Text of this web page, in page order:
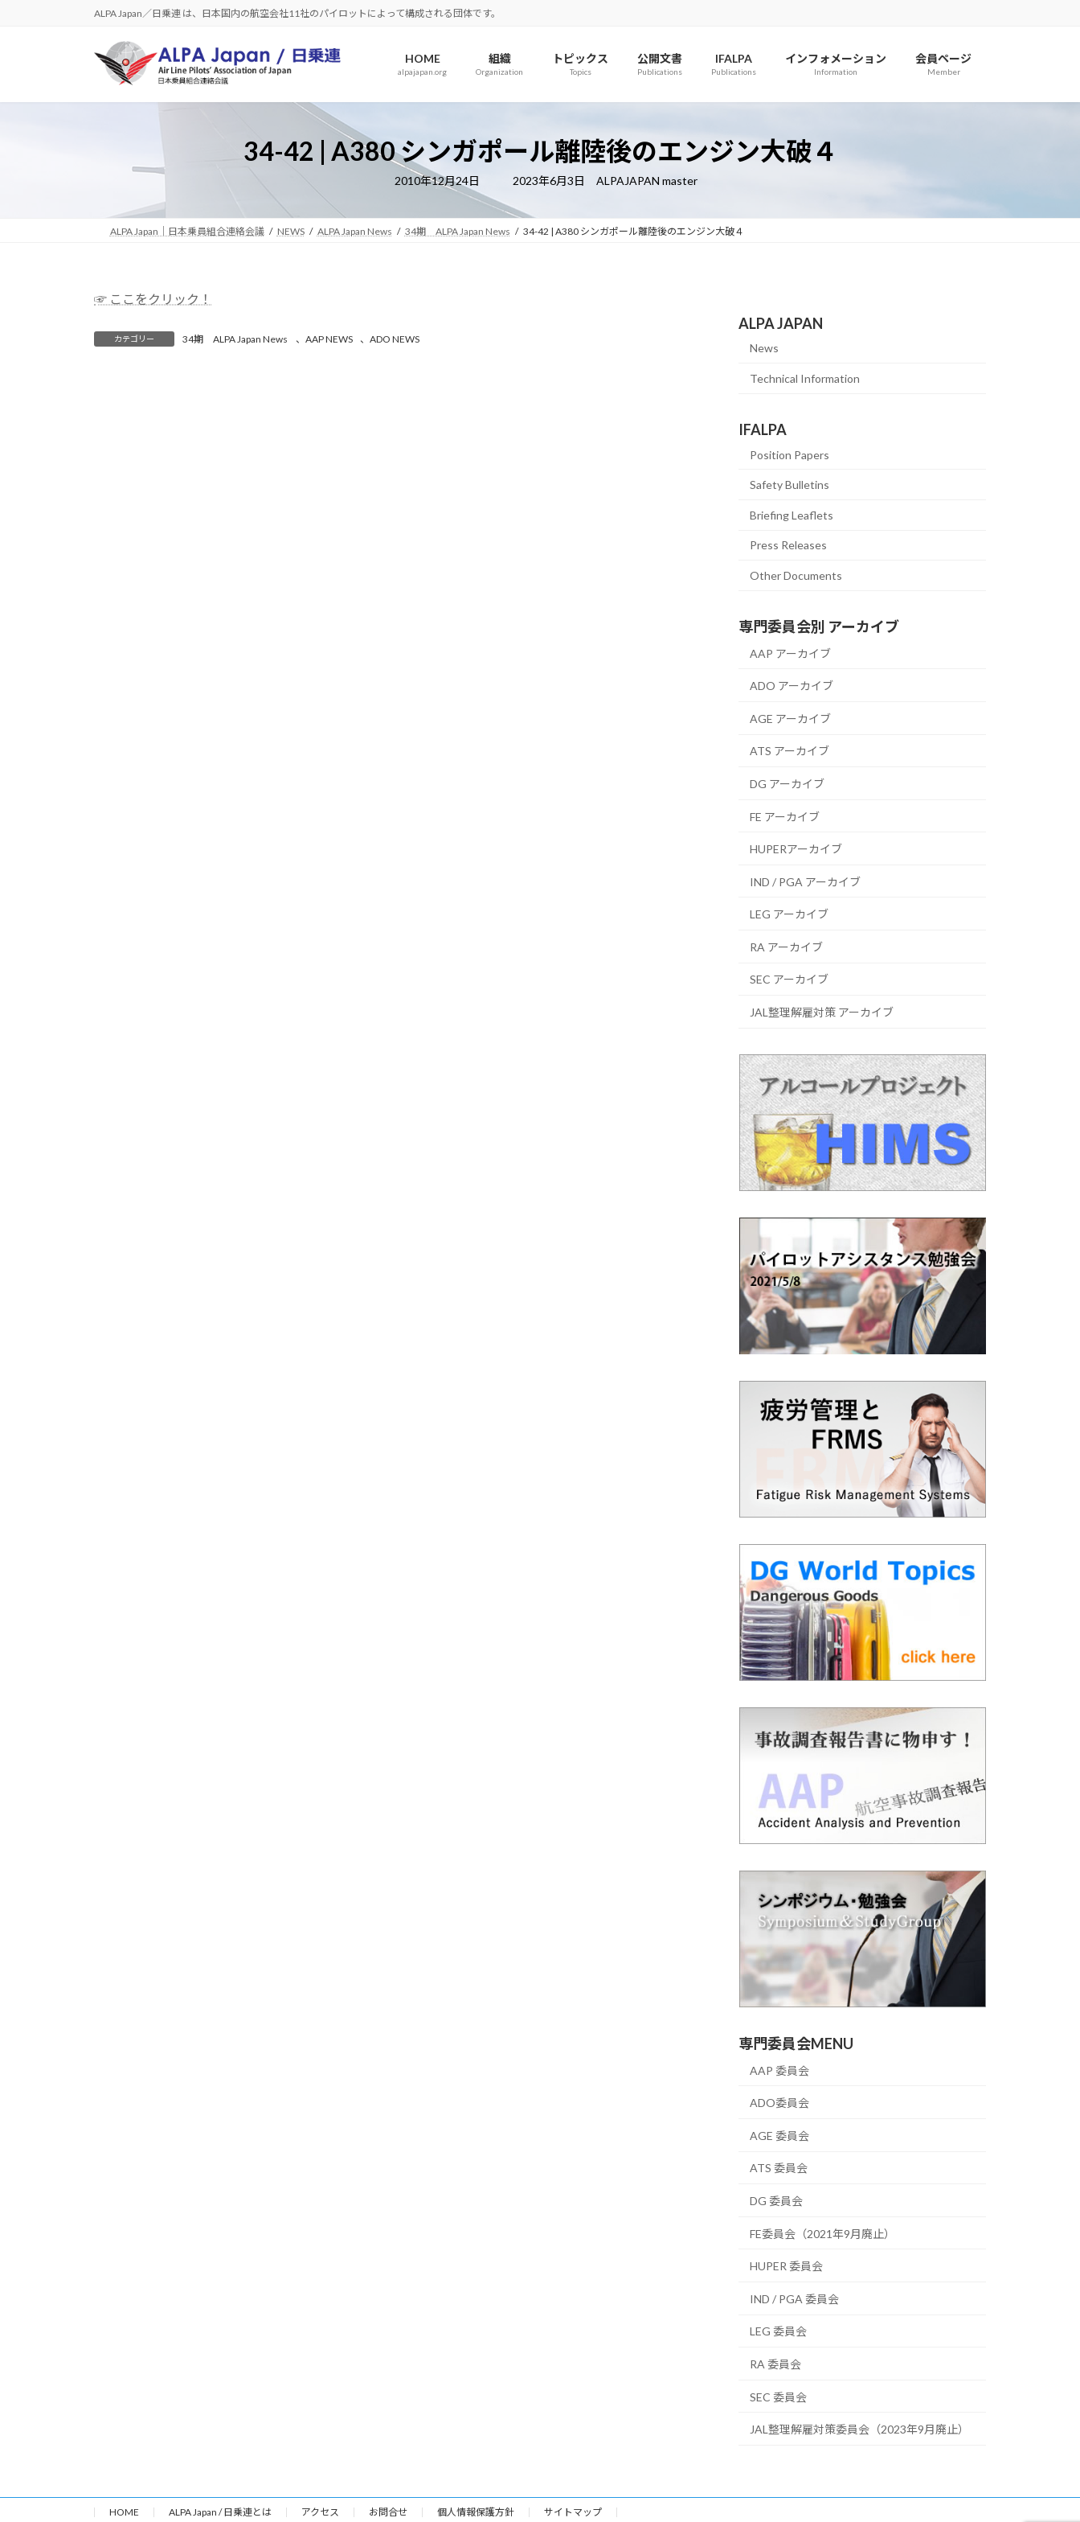
へ
ョ
ALPA Japan／日乗連 は、日本国内の航空会社11社のパイロットによって構成される団体です。
HOME
alpajapan.org
組織
Organization
トピックス
Topics
公開文書
Publications
IFALPA
Publications
インフォメーション
Information
会員ページ
Member
34-42 | A380 シンガポール離陸後のエンジン大破４
2010年12月24日
最
新
日
時
2023年6月3日 ALPAJAPAN master
ALPA Japan｜日本乗員組合連絡会議 NEWS ALPA Japan News 34期 ALPA Japan News 34-42 | A380 シンガポール離陸後のエンジン大破４
☞ ここをクリック！
カテゴリー 34期 ALPA Japan News 、 AAP NEWS 、ADO NEWS
ALPA JAPAN
News
Technical Information
IFALPA
Position Papers
Safety Bulletins
Briefing Leaflets
Press Releases
Other Documents
専門委員会別 アーカイブ
AAP アーカイブ
ADO アーカイブ
AGE アーカイブ
ATS アーカイブ
DG アーカイブ
FE アーカイブ
HUPERアーカイブ
IND / PGA アーカイブ
LEG アーカイブ
RA アーカイブ
SEC アーカイブ
JAL整理解雇対策 アーカイブ
専門委員会MENU
AAP 委員会
ADO委員会
AGE 委員会
ATS 委員会
DG 委員会
FE委員会（2021年9月廃止）
HUPER 委員会
IND / PGA 委員会
LEG 委員会
RA 委員会
SEC 委員会
JAL整理解雇対策委員会（2023年9月廃止）
HOME ALPA Japan / 日乗連とは アクセス お問合せ 個人情報保護方針 サイトマップ